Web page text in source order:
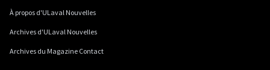
À propos d'ULaval Nouvelles
Archives d'ULaval Nouvelles
Archives du Magazine Contact